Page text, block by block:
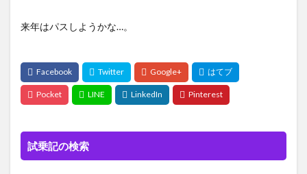
来年はパスしようかな…。
試乗記の検索